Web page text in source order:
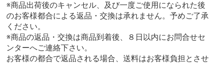
※商品出荷後のキャンセル、及び一度ご使用になられた後
のお客様都合による返品・交換は承れません。予めご了承
ください。
※商品の返品・交換は商品到着後、８日以内にお問合せセ
ンターへご連絡下さい。
お客様の都合で返品される場合、送料はお客様負担とさせ